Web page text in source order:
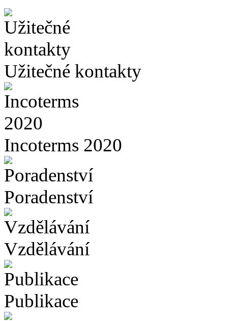
Užitečné kontakty
Incoterms 2020
Poradenství
Vzdělávání
Publikace